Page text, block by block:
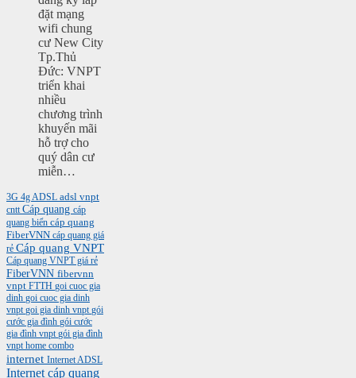
đặt mạng
wifi chung
cư New City
Tp.Thủ
Đức: VNPT
triển khai
nhiều
chương trình
khuyến mãi
hỗ trợ cho
quý dân cư
miễn…
3G 4gADSL adsl vnpt
cnttCáp quang cáp
quang biển cáp quang
FiberVNN cáp quang giá
rẻ Cáp quang VNPT
Cáp quang VNPT giá rẻ
FiberVNN fibervnn
vnpt FTTH goi cuoc gia
dinh goi cuoc gia dinh
vnptgoi gia dinh vnptgói
cước gia đình gói cước
gia đình vnptgói gia đình
vnpthome combo
internet Internet ADSL
Internet cáp quang